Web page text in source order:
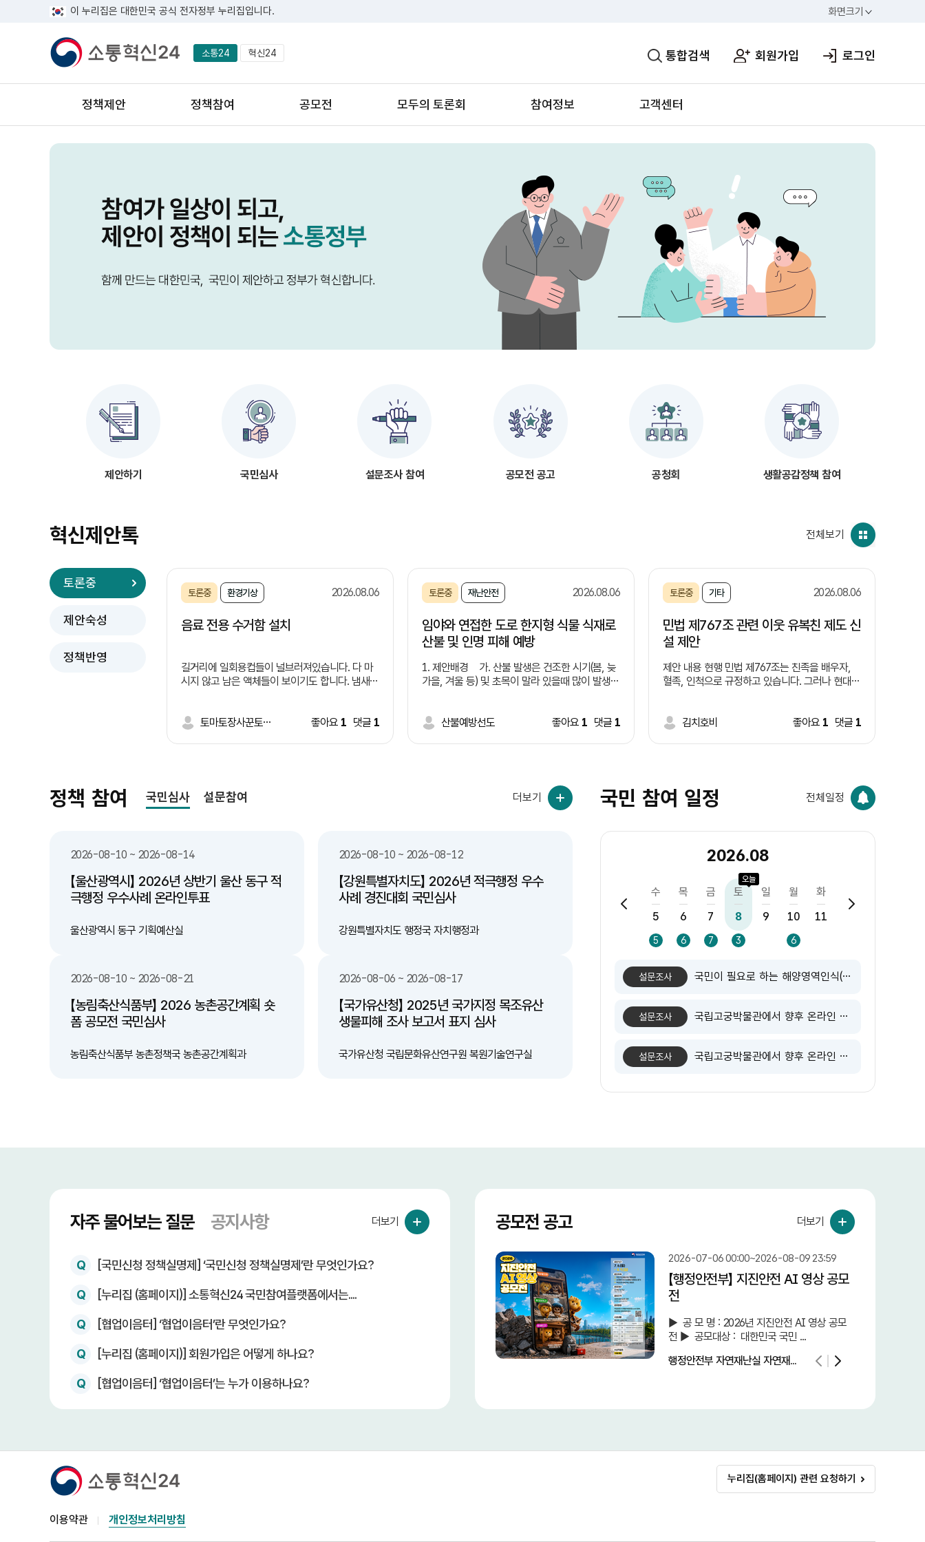
이 누리집은 대한민국 공식 전자정부 누리집입니다. 화면크기
소통24 혁신24 통합검색 회원가입 로그인
정책제안 정책참여 공모전 모두의 토론회 참여정보 고객센터
제안하기 국민심사 설문조사 참여 공모전 공고 공청회 생활공감정책 참여
혁신제안톡
토론중
제안숙성
정책반영
토론중 환경기상 2026.08.06
음료 전용 수거함 설치
길거리에 일회용컵들이 널브러져있습니다. 다 마
시지 않고 남은 액체들이 보이기도 합니다. 냄새는
면서 외관상으로도 보기 좋지 않습니다. 이러한 일
양 오염 -악취 및 해충:부패로 악취 발생 및 해충
번식 -처리 비용 증가:전용 처리 시설 부족으로 비
투입구)'가 결합된 통합 일회용 컵 수거함 설치 -
음료 수거함 내부 필터링/배수 시스템을 구축하여
액체만 따로 모으거나 하수로 안전하게 배출할 수
있는 구조 마련 연계 및 보완 대책 -분리배출 시
서" 배출하는 캠페인 추진 및 안내 문구 부착 -시
폐기물 및 유기물을 활용한 바이오에너지 전환 기
술 연계 검토 기대효과 -쾌적한 도심 환경 조성:
무단투기 감소로 악취 및 해충 번식을 방지하여
선별 효율을 높이고 쓰레기 처리 과정에서 발생하
토마토장사꾼토끼똥싸 좋아요 1 댓글 1
토론중 재난안전 2026.08.06
임야와 연접한 도로 한지형 식물 식재로
산불 및 인명 피해 예방
1. 제안배경 가. 산불 발생은 건조한 시기(봄, 늦
가을, 겨울 등) 및 초목이 말라 있을때 많이 발생
초 투기로 인해 산불 발생 지속(사례 제시)
무점터널 인근 1톤 트럭에서 던진 담배꽁초가 원
제공 실화자 검거는 상대적으로 낮음(사각지대 많
방지망, 코아네트, 콘크리트, 견치석 등으로 마무
리 2. 제안내용 가. 임야와 연접한 도로 건설
및 개설, 정비 등 시행시 도로변으로 부터 0~0미
터 한지형식물 식재 법제화 * 자생력이 강
일정 지역 시범 적용후 제도 완성 다. 기존 도로
소 라. 예산 절감(산불 발생으로 인한 막대한
피해액에 비해 한지형 식물 식재 비용이 저렴)
산불예방선도 좋아요 1 댓글 1
토론중 기타 2026.08.06
민법 제767조 관련 이웃 유복친 제도 신
설 제안
제안 내용 현행 민법 제767조는 친족을 배우자,
혈족, 인척으로 규정하고 있습니다. 그러나 현대사
정한 요건을 갖춘 이웃을 '유복친'으로 인정하는
의 권리는 변경하지 않고, 공동체 활동이나 복지
분야에서만 제한적으로 활용할 것. 기대 효과 ㆍ이
회복 ㆍ사회적 돌봄 강화
김치호비 좋아요 1 댓글 1
전체보기
정책 참여 국민심사 설문참여
2026-08-10 ~ 2026-08-14
【울산광역시】 2026년 상반기 울산 동구 적
극행정 우수사례 온라인투표
울산광역시 동구 기획예산실
2026-08-10 ~ 2026-08-12
【강원특별자치도】 2026년 적극행정 우수
사례 경진대회 국민심사
강원특별자치도 행정국 자치행정과
2026-08-10 ~ 2026-08-21
【농림축산식품부】 2026 농촌공간계획 숏
폼 공모전 국민심사
농림축산식품부 농촌정책국 농촌공간계획과
2026-08-06 ~ 2026-08-17
【국가유산청】 2025년 국가지정 목조유산
생물피해 조사 보고서 표지 심사
국가유산청 국립문화유산연구원 복원기술연구실
더보기 국민 참여 일정
2026.08
화
수
목
금
토
일
월
수
5
5
목
6
6
금
7
7
토
8
오늘
3
일
9
월
10
6
화
11
설문조사 국민이 필요로 하는 해양영역인식(MDA) 기반 해양정보는 무엇일까요?
설문조사 국립고궁박물관에서 향후 온라인 비대면 교육 확대 시 참여하고 싶은 분야가 있다면 골라주세요.
설문조사 국립고궁박물관에서 향후 온라인 비대면 교육 확대 시 참여하고 싶은 분야가 있다면 골라주세요.
전체일정
자주 물어보는 질문 공지사항
Q [국민신청 정책실명제] ‘국민신청 정책실명제’란 무엇인가요?
Q [누리집 (홈페이지)] 소통혁신24 국민참여플랫폼에서는....
Q [협업이음터] ‘협업이음터’란 무엇인가요?
Q [누리집 (홈페이지)] 회원가입은 어떻게 하나요?
Q [협업이음터] ‘협업이음터’는 누가 이용하나요?
더보기 공모전 공고
2026-07-06 00:00~2026-08-09 23:59
【행정안전부】 지진안전 AI 영상 공모
전
► 공 모 명 : 2026년 지진안전 AI 영상 공모
전 ► 공모대상 : 대한민국 국민 ...
행정안전부 자연재난실 자연재...
더보기
누리집(홈페이지) 관련 요청하기
이용약관 개인정보처리방침